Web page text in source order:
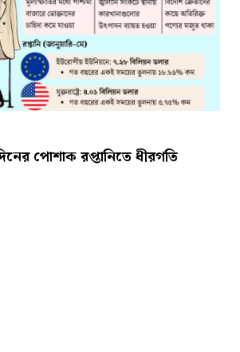
পোশাক রপ্তানিতে ধীরগতি